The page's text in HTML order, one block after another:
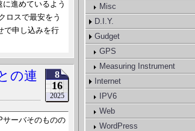
進めているよう
ロスで最安をう
申し込みを行
8
16
2025
の連
サーバそのものの
Misc
D.I.Y.
Gudget
GPS
Measuring Instrument
Internet
IPV6
Web
WordPress